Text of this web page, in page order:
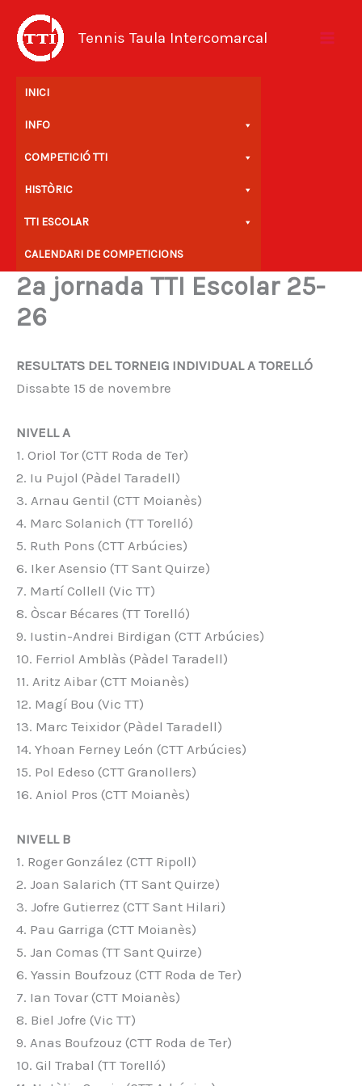
contingut
Tennis Taula Intercomarcal
INICI
INFO
COMPETICIÓ TTI
HISTÒRIC
TTI ESCOLAR
CALENDARI DE COMPETICIONS
2a jornada TTI Escolar 25-
26
RESULTATS DEL TORNEIG INDIVIDUAL A TORELLÓ
Dissabte 15 de novembre
NIVELL A
1. Oriol Tor (CTT Roda de Ter)
2. Iu Pujol (Pàdel Taradell)
3. Arnau Gentil (CTT Moianès)
4. Marc Solanich (TT Torelló)
5. Ruth Pons (CTT Arbúcies)
6. Iker Asensio (TT Sant Quirze)
7. Martí Collell (Vic TT)
8. Òscar Bécares (TT Torelló)
9. Iustin-Andrei Birdigan (CTT Arbúcies)
10. Ferriol Amblàs (Pàdel Taradell)
11. Aritz Aibar (CTT Moianès)
12. Magí Bou (Vic TT)
13. Marc Teixidor (Pàdel Taradell)
14. Yhoan Ferney León (CTT Arbúcies)
15. Pol Edeso (CTT Granollers)
16. Aniol Pros (CTT Moianès)
NIVELL B
1. Roger González (CTT Ripoll)
2. Joan Salarich (TT Sant Quirze)
3. Jofre Gutierrez (CTT Sant Hilari)
4. Pau Garriga (CTT Moianès)
5. Jan Comas (TT Sant Quirze)
6. Yassin Boufzouz (CTT Roda de Ter)
7. Ian Tovar (CTT Moianès)
8. Biel Jofre (Vic TT)
9. Anas Boufzouz (CTT Roda de Ter)
10. Gil Trabal (TT Torelló)